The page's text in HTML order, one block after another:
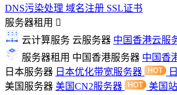
DNS污染处理 域名注册 SSL证书
服务器租用
云计算服务 云服务器 中国香港云服
服务器租用 中国香港服务器 中国香
日本服务器 日本优化带宽服务器
美国服务器 美国CN2服务器 美国